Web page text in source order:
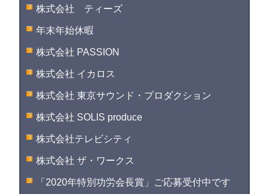
株式会社 ティーズ
年末年始休暇
株式会社 PASSION
株式会社 イカロス
株式会社 東京サウンド・プロダクション
株式会社 SOLIS produce
株式会社テレビシティ
株式会社 ザ・ワークス
「2020年特別功労会長賞」ご応募受付中です